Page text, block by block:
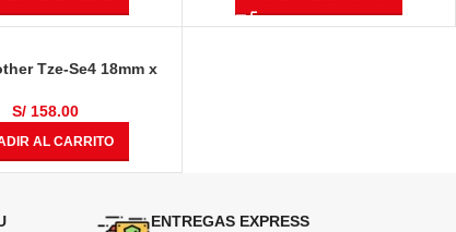
Tze-Se4 18mm x
S/ 158.00
AL CARRITO
ENTREGAS EXPRESS